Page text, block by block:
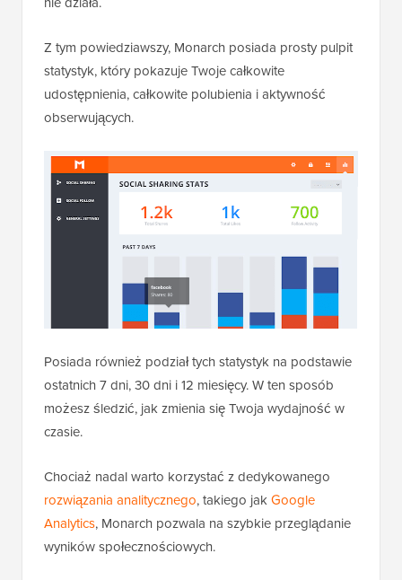
Z tym powiedziawszy, Monarch posiada prosty pulpit
statystyk, który pokazuje Twoje całkowite
udostępnienia, całkowite polubienia i aktywność
obserwujących.
Posiada również podział tych statystyk na podstawie
ostatnich 7 dni, 30 dni i 12 miesięcy. W ten sposób
możesz śledzić, jak zmienia się Twoja wydajność w
czasie.
Chociaż nadal warto korzystać z dedykowanego
rozwiązania analitycznego, takiego jakGoogle
Analytics, Monarch pozwala na szybkie przeglądanie
wyników społecznościowych.